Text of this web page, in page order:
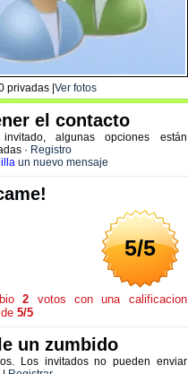
privadas | Ver fotos
el contacto
algunas opciones están
· Registro
un nuevo mensaje
5/5
2 votos con una calificacion
5/5
un zumbido
Los invitados no pueden enviar